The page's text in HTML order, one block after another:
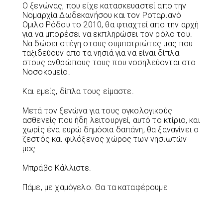
Ο ξενώνας, που είχε κατασκευαστεί απο την
Νομαρχία Δωδεκανήσου και τον Ροταριανό
Ομιλο Ρόδου το 2010, θα φτιαχτεί απο την αρχή
για να μπορέσει να εκπληρώσει τον ρόλο του.
Να δώσει στέγη στους συμπατριώτες μας που
ταξιδεύουν απο τα νησιά για να είναι δίπλα
στους ανθρώπους τους που νοσηλεύονται στο
Νοσοκομείο.
Και εμείς, δίπλα τους είμαστε.
Μετά τον ξενώνα για τους ογκολογικούς
ασθενείς που ήδη λειτουργεί, αυτό το κτίριο, και
χωρίς ένα ευρώ δημόσια δαπάνη, θα ξαναγίνει ο
ζεστός και φιλόξενος χώρος των νησιωτών
μας.
Μπράβο Κάλλιστε.
Πάμε, με χαμόγελο. Θα τα καταφέρουμε